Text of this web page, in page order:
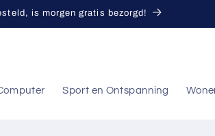
is morgen gratis bezorgd!
Sport en Ontspanning